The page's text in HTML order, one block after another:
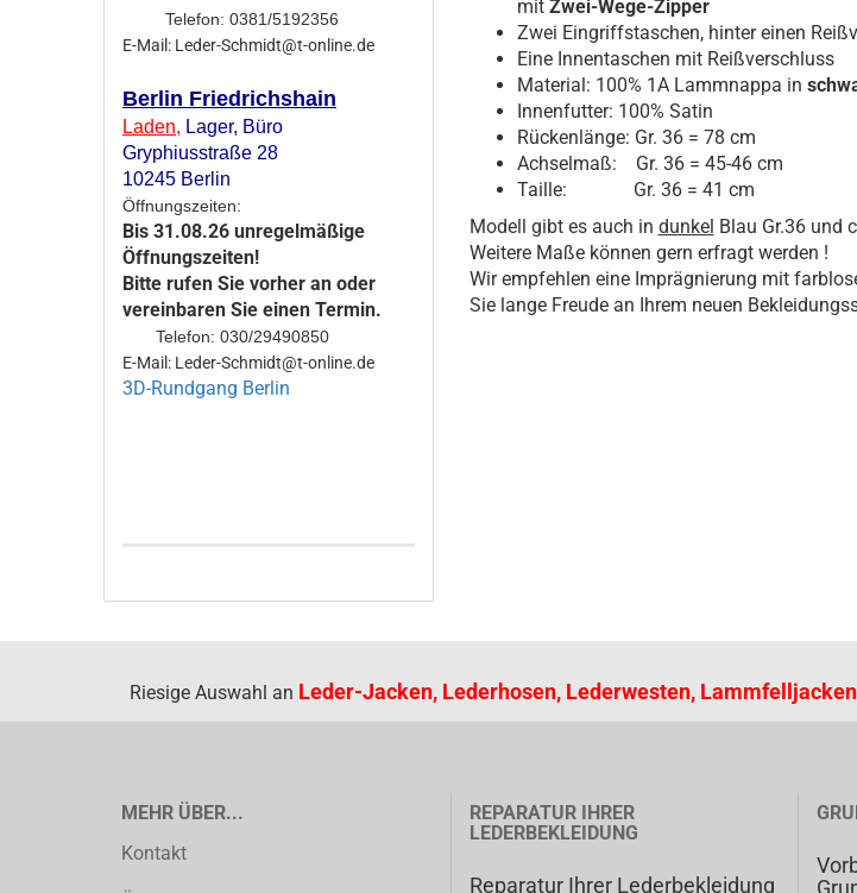
mit Zwei-Wege-Zipper
Zwei Eingriffstaschen, hinter einen
Eine Innentaschen mit Reißverschluss
Material: 100% 1A Lammnappa in
Innenfutter: 100% Satin
Rückenlänge: Gr. 36 = 78 cm
Achselmaß: Gr. 36 = 45-46 cm
Taille: Gr. 36 = 41 cm
Modell gibt es auch in dunkel Blau Gr.36 und
Weitere Maße können gern erfragt werden !
Wir empfehlen eine Imprägnierung mit
Sie lange Freude an Ihrem neuen
Telefon: 0381/5192356
E-Mail: Leder-Schmidt@t-online.de
Berlin Friedrichshain
Laden, Lager, Büro
Gryphiusstraße 28
10245 Berlin
Öffnungszeiten:
Bis 31.08.26 unregelmäßige
Öffnungszeiten!
Bitte rufen Sie vorher an oder
vereinbaren Sie einen Termin.
Telefon: 030/29490850
E-Mail: Leder-Schmidt@t-online.de
3D-Rundgang Berlin
Riesige Auswahl an Leder-Jacken, Lederhosen, Lederwesten,
MEHR ÜBER...
Kontakt
REPARATUR IHRER
LEDERBEKLEIDUNG
Reparatur Ihrer Lederbekleidung